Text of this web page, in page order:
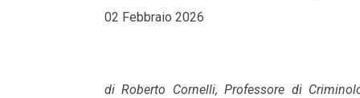
02 Febbraio 2026
di Roberto Cornelli, Professore di